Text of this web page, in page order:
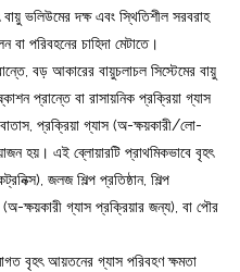
ভলিউমের দক্ষ এবং স্থিতিশীল সরবরাহ
বা পরিবহনের চাহিদা মেটাতে।
বড় আকারের বায়ুচলাচল সিস্টেমের বায়ু
প্রান্তে বা রাসায়নিক প্রক্রিয়া গ্যাস
প্রক্রিয়া গ্যাস (অ-ক্ষয়কারী/লো-
হয়। এই ব্লোয়ারটি প্রাথমিকভাবে বৃহৎ
জলজ শিল্প প্রতিষ্ঠান, শিল্প
ক্ষয়কারী গ্যাস প্রক্রিয়ার জন্য), বা পৌর
বৃহৎ আয়তনের গ্যাস পরিবহণ ক্ষমতা